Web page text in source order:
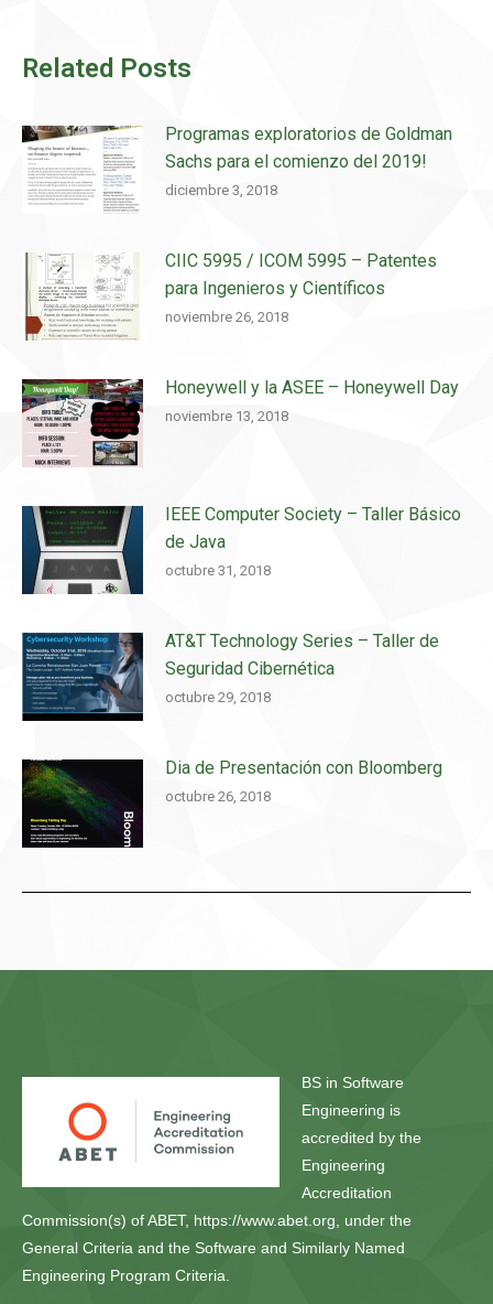
Related Posts
Programas exploratorios de Goldman
Sachs para el comienzo del 2019!
diciembre 3, 2018
CIIC 5995 / ICOM 5995 – Patentes
para Ingenieros y Científicos
noviembre 26, 2018
Honeywell y la ASEE – Honeywell Day
noviembre 13, 2018
IEEE Computer Society – Taller Básico
de Java
octubre 31, 2018
AT&T Technology Series – Taller de
Seguridad Cibernética
octubre 29, 2018
Dia de Presentación con Bloomberg
octubre 26, 2018
BS in Software
Engineering is
accredited by the
Engineering
Accreditation
Commission(s) of ABET, https://www.abet.org, under the
General Criteria and the Software and Similarly Named
Engineering Program Criteria.